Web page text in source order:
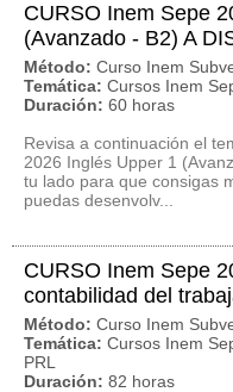
CURSO Inem Sepe
(Avanzado - B2) A
Método: Curso Inem
Temática: Cursos Inem
Duración: 60 horas
Revisa a continuación el
2026 Inglés Upper 1
tu lado para que consigas
puedas desenvolv...
CURSO Inem Sepe
contabilidad del
Método: Curso Inem
Temática: Cursos Inem
PRL
Duración: 82 horas